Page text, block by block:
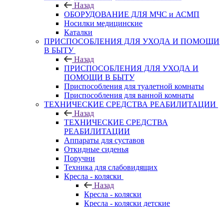
Назад
ОБОРУДОВАНИЕ ДЛЯ МЧС и АСМП
Носилки медицинские
Каталки
ПРИСПОСОБЛЕНИЯ ДЛЯ УХОДА И ПОМОЩИ
В БЫТУ
Назад
ПРИСПОСОБЛЕНИЯ ДЛЯ УХОДА И
ПОМОЩИ В БЫТУ
Приспособления для туалетной комнаты
Приспособления для ванной комнаты
ТЕХНИЧЕСКИЕ СРЕДСТВА РЕАБИЛИТАЦИИ
Назад
ТЕХНИЧЕСКИЕ СРЕДСТВА
РЕАБИЛИТАЦИИ
Аппараты для суставов
Откидные сиденья
Поручни
Техника для слабовидящих
Кресла - коляски
Назад
Кресла - коляски
Кресла - коляски детские